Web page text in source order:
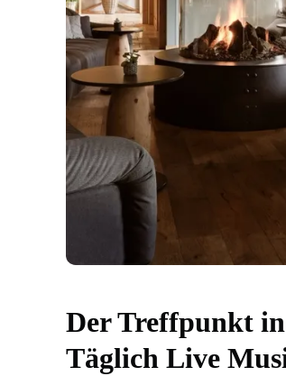
Der Treffpunkt
Täglich Live